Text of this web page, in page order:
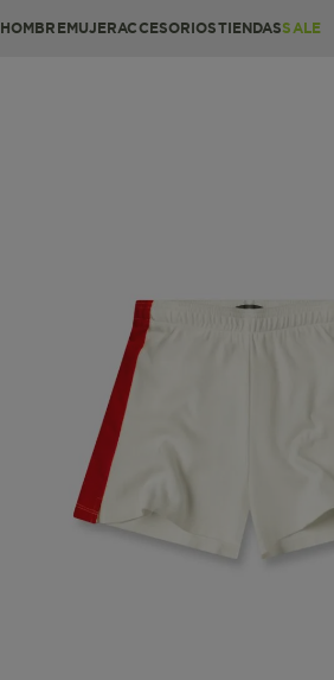
HOMBREMUJERACCESORIOSTIENDASSALE